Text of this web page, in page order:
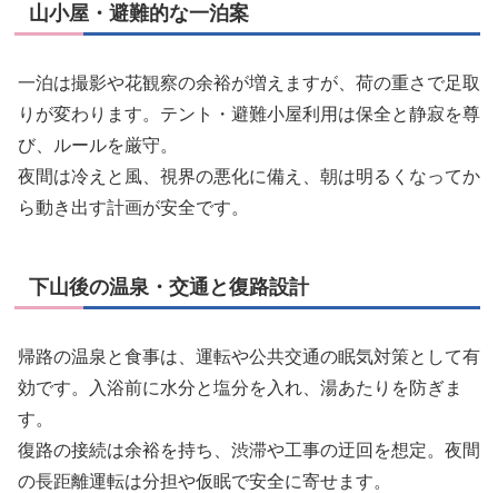
山小屋・避難的な一泊案
一泊は撮影や花観察の余裕が増えますが、荷の重さで足取
りが変わります。テント・避難小屋利用は保全と静寂を尊
び、ルールを厳守。
夜間は冷えと風、視界の悪化に備え、朝は明るくなってか
ら動き出す計画が安全です。
下山後の温泉・交通と復路設計
帰路の温泉と食事は、運転や公共交通の眠気対策として有
効です。入浴前に水分と塩分を入れ、湯あたりを防ぎま
す。
復路の接続は余裕を持ち、渋滞や工事の迂回を想定。夜間
の長距離運転は分担や仮眠で安全に寄せます。